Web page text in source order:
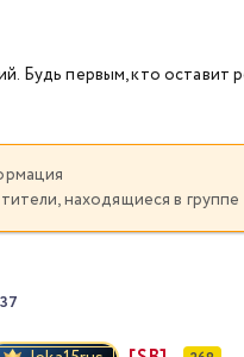
Будь первым, кто оставит
находящиеся в группе